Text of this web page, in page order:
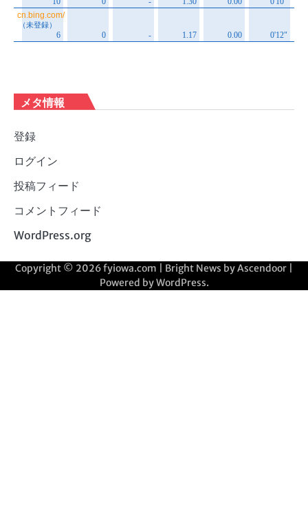
メタ情報
登録
ログイン
投稿フィード
コメントフィード
WordPress.org
Copyright © 2026fyiowa.com | Bright News byAscendoor
Powered byWordPress.